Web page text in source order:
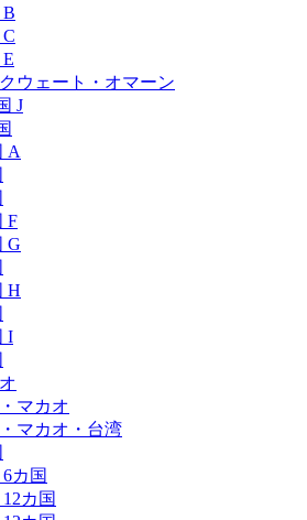
B
ウェート・オマーン
J
A
F
G
H
I
マカオ
マカオ・台湾
カ国
カ国